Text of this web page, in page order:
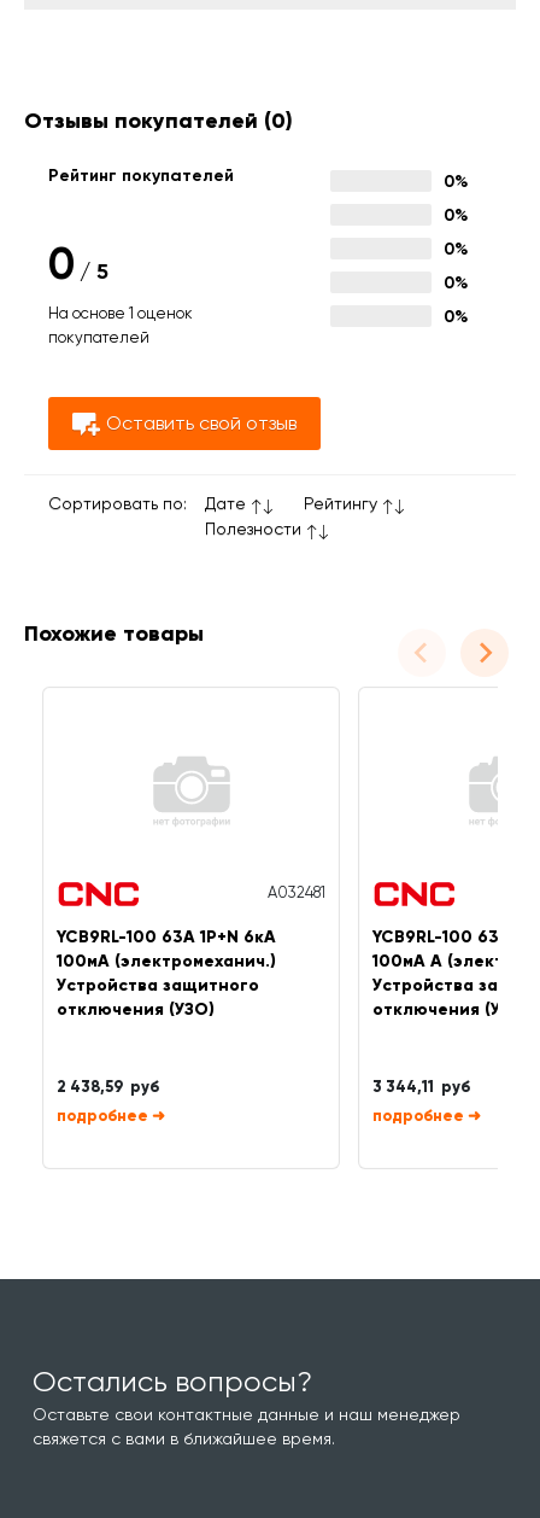
Отзывы покупателей (0)
Рейтинг покупателей
0 / 5
На основе 1 оценок
покупателей
0%
0%
0%
0%
0%
Оставить свой отзыв
Сортировать по: Дате
Рейтингу
Полезности
Похожие товары
A032481
YCB9RL-100 63А 1P+N 6кА
100мА (электромеханич.)
Устройства защитного
отключения (УЗО)
2 438,59 руб
➜
YCB9RL-100 63А
100мА A
Устройства
отключения (УЗО)
3 344,11 руб
➜
Остались вопросы?
Оставьте свои контактные данные и наш менеджер
свяжется с вами в ближайшее время.